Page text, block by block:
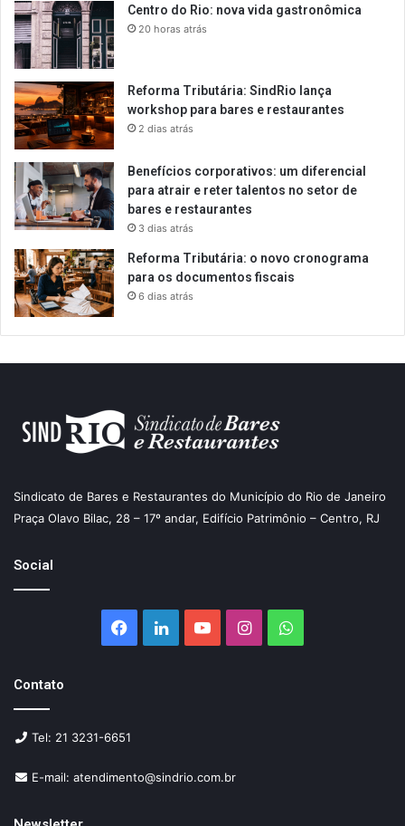
Centro do Rio: nova vida gastronômica
20 horas atrás
Reforma Tributária: SindRio lança
workshop para bares e restaurantes
2 dias atrás
Benefícios corporativos: um diferencial
para atrair e reter talentos no setor de
bares e restaurantes
3 dias atrás
Reforma Tributária: o novo cronograma
para os documentos fiscais
6 dias atrás
Sindicato de Bares e Restaurantes do Município do Rio de Janeiro
Praça Olavo Bilac, 28 – 17º andar, Edifício Patrimônio – Centro, RJ
Social
Facebook
LinkedinYouTubeInstagramWhatsApp
Contato
Tel: 21 3231-6651
E-mail: atendimento@sindrio.com.br